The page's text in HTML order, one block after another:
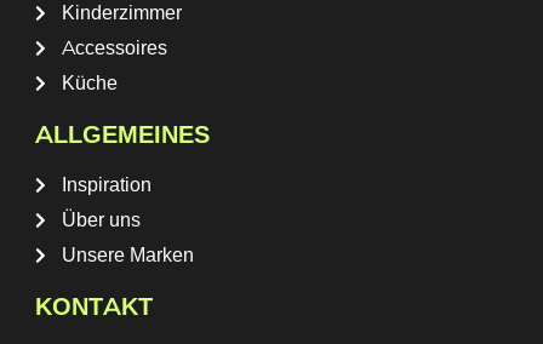
Kinderzimmer
Accessoires
Küche
ALLGEMEINES
Inspiration
Über uns
Unsere Marken
KONTAKT